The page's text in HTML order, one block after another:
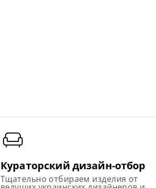
Кураторский дизайн-отбор
Тщательно отбираем изделия от